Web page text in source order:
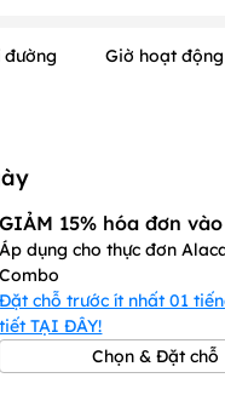
đường Giờ hoạt động
GIẢM 15% hóa đơn
Áp dụng cho thực đơn
Combo
Đặt chỗ trước ít nhất 01
tiết TẠI ĐÂY!
Chọn & Đặt chỗ